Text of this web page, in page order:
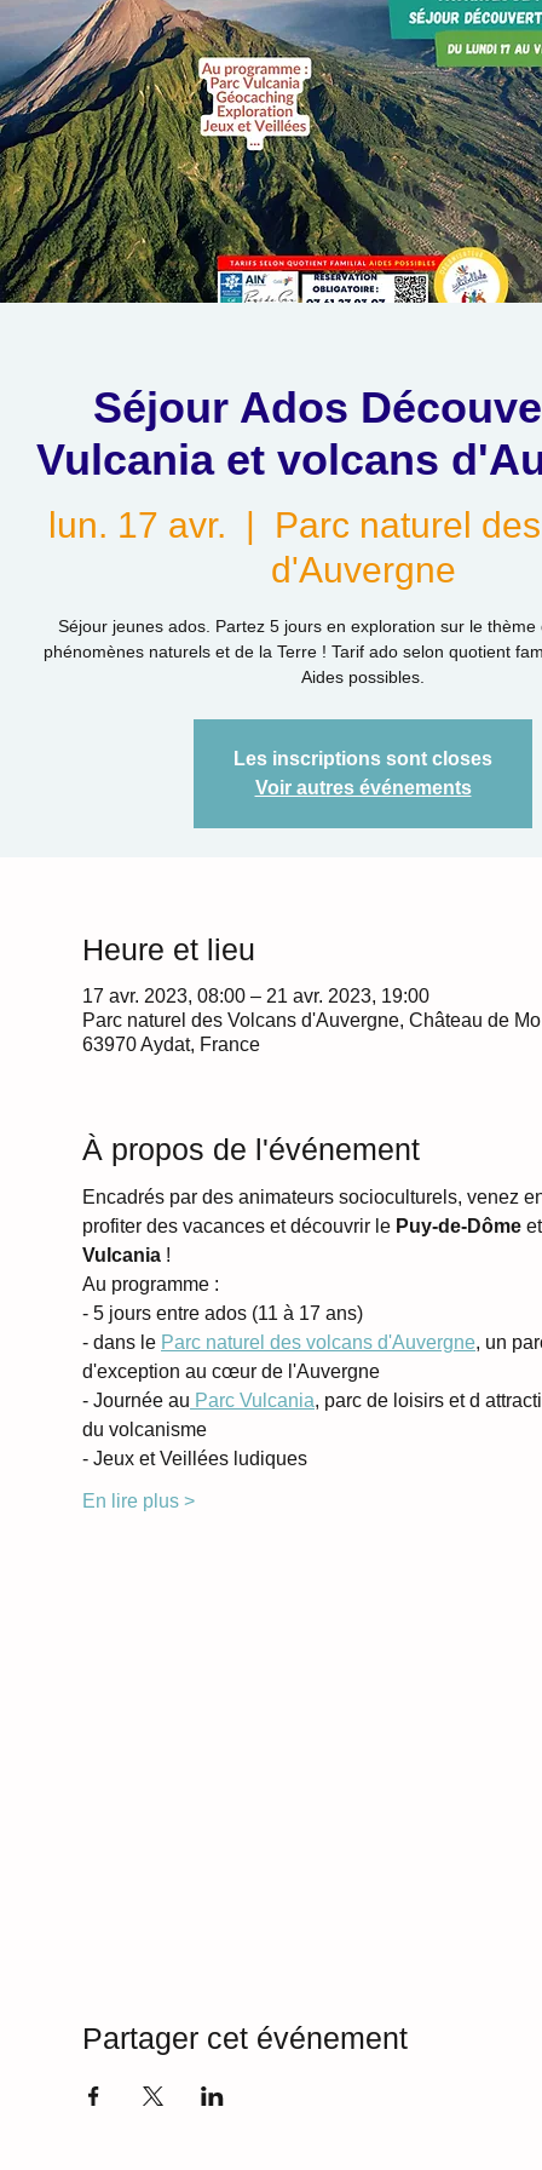
Séjour Ados
Vulcania et volcans
lun. 17 avr.
Parc naturel
d'Auvergne
Séjour jeunes ados. Partez 5 jours en exploration sur le thème
phénomènes naturels et de la Terre ! Tarif ado selon quotient
Aides possibles.
Les inscriptions sont closes
Voir autres événements
Heure et lieu
17 avr. 2023, 08:00 – 21 avr. 2023, 19:00
Parc naturel des Volcans d'Auvergne, Château de
63970 Aydat, France
À propos de l'événement
Encadrés par des animateurs socioculturels, venez
profiter des vacances et découvrir le Puy-de-Dôme
Vulcania !
Au programme :
- 5 jours entre ados (11 à 17 ans)
- dans le Parc naturel des volcans d'Auvergne, un
d'exception au cœur de l'Auvergne
- Journée au Parc Vulcania, parc de loisirs et d
du volcanisme
- Jeux et Veillées ludiques
En lire plus >
Partager cet événement